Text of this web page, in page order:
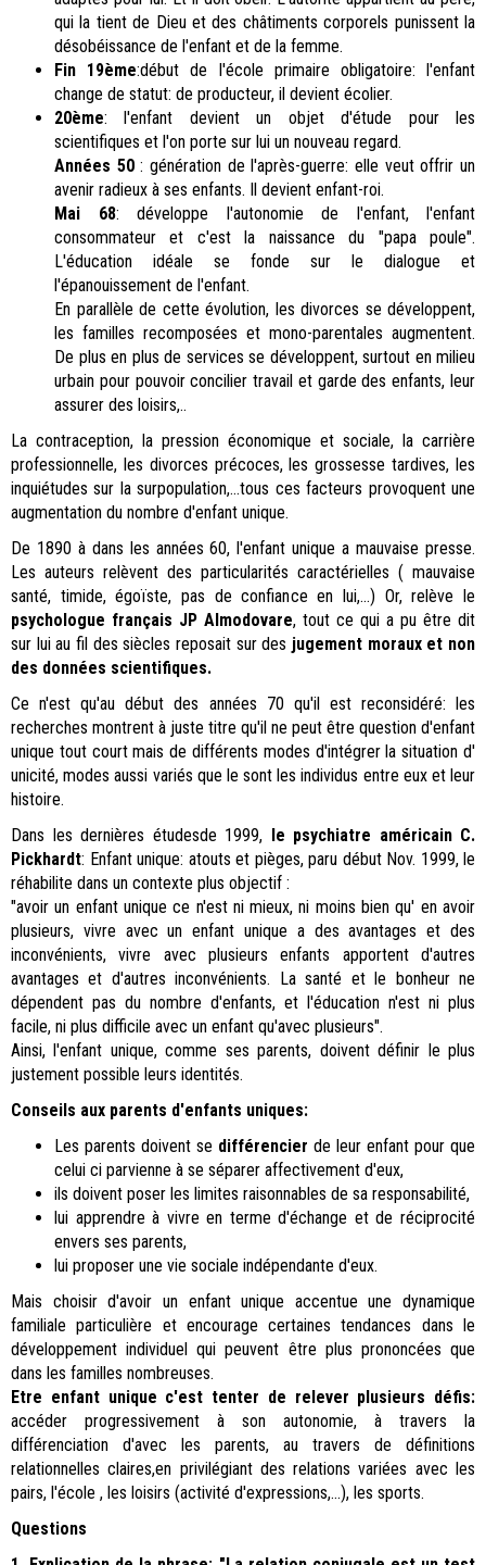
qui la tient de Dieu et des châtiments corporels punissent la
désobéissance de l'enfant et de la femme.
Fin 19ème:début de l'école primaire obligatoire: l'enfant
change de statut: de producteur, il devient écolier.
20ème: l'enfant devient un objet d'étude pour les
scientifiques et l'on porte sur lui un nouveau regard.
Années 50: génération de l'après-guerre: elle veut offrir un
avenir radieux à ses enfants. Il devient enfant-roi.
Mai 68: développe l'autonomie de l'enfant, l'enfant
consommateur et c'est la naissance du "papa poule".
L'éducation idéale se fonde sur le dialogue et
l'épanouissement de l'enfant.
En parallèle de cette évolution, les divorces se développent,
les familles recomposées et mono-parentales augmentent.
De plus en plus de services se développent, surtout en milieu
urbain pour pouvoir concilier travail et garde des enfants, leur
assurer des loisirs,..
La contraception, la pression économique et sociale, la carrière
professionnelle, les divorces précoces, les grossesse tardives, les
inquiétudes sur la surpopulation,...tous ces facteurs provoquent une
augmentation du nombre d'enfant unique.
De 1890 à dans les années 60, l'enfant unique a mauvaise presse.
Les auteurs relèvent des particularités caractérielles ( mauvaise
santé, timide, égoïste, pas de confiance en lui,...) Or, relève le
psychologue français JP Almodovare, tout ce qui a pu être dit
sur lui au fil des siècles reposait sur des jugement moraux et non
des données scientifiques.
Ce n'est qu'au début des années 70 qu'il est reconsidéré: les
recherches montrent à juste titre qu'il ne peut être question d'enfant
unique tout court mais de différents modes d'intégrer la situation d'
unicité, modes aussi variés que le sont les individus entre eux et leur
histoire.
Dans les dernières étudesde 1999, le psychiatre américain C.
Pickhardt: Enfant unique: atouts et pièges, paru début Nov. 1999, le
réhabilite dans un contexte plus objectif :
"avoir un enfant unique ce n'est ni mieux, ni moins bien qu' en avoir
plusieurs, vivre avec un enfant unique a des avantages et des
inconvénients, vivre avec plusieurs enfants apportent d'autres
avantages et d'autres inconvénients. La santé et le bonheur ne
dépendent pas du nombre d'enfants, et l'éducation n'est ni plus
facile, ni plus difficile avec un enfant qu'avec plusieurs".
Ainsi, l'enfant unique, comme ses parents, doivent définir le plus
justement possible leurs identités.
Conseils aux parents d'enfants uniques:
Les parents doivent se différencier de leur enfant pour que
celui ci parvienne à se séparer affectivement d'eux,
ils doivent poser les limites raisonnables de sa responsabilité,
lui apprendre à vivre en terme d'échange et de réciprocité
envers ses parents,
lui proposer une vie sociale indépendante d'eux.
Mais choisir d'avoir un enfant unique accentue une dynamique
familiale particulière et encourage certaines tendances dans le
développement individuel qui peuvent être plus prononcées que
dans les familles nombreuses.
Etre enfant unique c'est tenter de relever plusieurs défis:
accéder progressivement à son autonomie, à travers la
différenciation d'avec les parents, au travers de définitions
relationnelles claires,en privilégiant des relations variées avec les
pairs, l'école , les loisirs (activité d'expressions,...), les sports.
Questions